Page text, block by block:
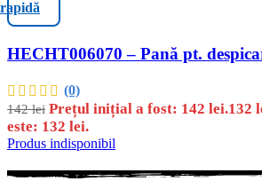
rapidă
HECHT006070 – Pană pt.
(0)
142lei Prețul inițial a fost: 142 lei.132
este: 132 lei.
Produs indisponibil